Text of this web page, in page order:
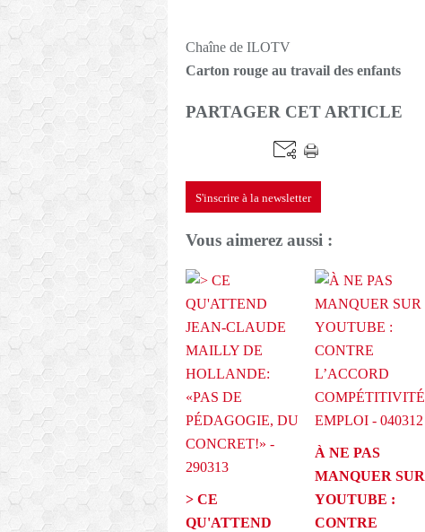
Chaîne de ILOTV
Carton rouge au travail des enfants
PARTAGER CET ARTICLE
S'inscrire à la newsletter
Vous aimerez aussi :
> CE
QU'ATTEND
À NE PAS
MANQUER SUR
YOUTUBE :
CONTRE